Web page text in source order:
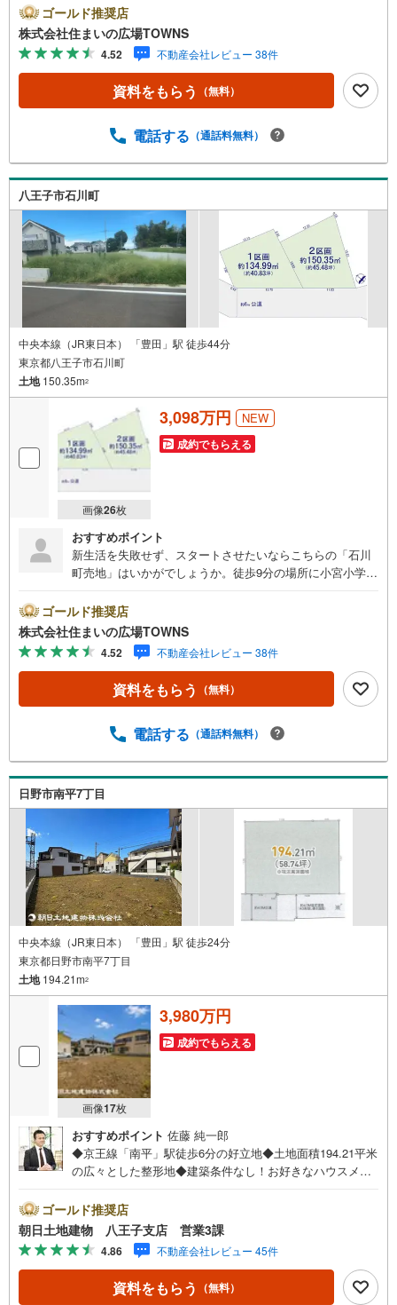
にお勧めです。周辺環境が新しい住まいを建てるのに適し
ている住宅用地です。こちらの土地は前面道路6m以上で
す。工事自体も進めやすく、工事時間も短くなりやすい平
坦地です。誰もがあこがれる日の当たりが良くて静かな場
所、それが第一種低層住居専用地域です。【年中無休/9:00
～21:00】人気物件は特にお問い合わせが集中するため、お
りご予約頂くとご見学がスムーズです。■その他、各種ご相
のシミュレーション■住まいの広場TOWNSからお客様へ経
験豊富なスタッフが親身になってお客様に合った物件をご
紹介させて頂きます！ /他社様掲載物件も併せてご紹介可能
ですのでお気軽にお問い合わせ下さい♪駐車場もございま
すので、お車でのお越しも大歓迎です！
ゴールド推奨店
株式会社住まいの広場TOWNS
4.52 不動産会社レビュー 38件
資料をもらう （無料）
電話する （通話料無料）
八王子市石川町
中央本線（JR東日本） 「豊田」駅 徒歩44分
東京都八王子市石川町
土地150.35m2
画像26枚
3,098万円 NEW
成約でもらえる
おすすめポイント
新生活を失敗せず、スタートさせたいならこちらの「石川
町売地」はいかがでしょうか。徒歩9分の場所に小宮小学校
す。高層ビルなどの大規模な建物が立ちにくい第一種低層
住居専用地域なので、将来も静かに生活することができま
すよ。周辺環境が新しい住まいを建てるのに適している住
宅用地です。前面道路6m以上は確保しているので車の出し
入れもラクラクです。土地面積は150.35平米（公簿）で
す。【年中無休/9:00～21:00】人気物件は特にお問い合わ
を見学する」ボタンよりご予約頂くとご見学がスムーズで
のご相談○ライフプランのシミュレーション■住まいの広場
TOWNSからお客様へ経験豊富なスタッフが親身になってお
客様に合った物件をご紹介させて頂きます！ /他社様掲載物
件も併せてご紹介可能ですのでお気軽にお問い合わせ下さ
い♪駐車場もございますので、お車でのお越しも大歓迎で
す！
ゴールド推奨店
株式会社住まいの広場TOWNS
4.52 不動産会社レビュー 38件
資料をもらう （無料）
電話する （通話料無料）
日野市南平7丁目
中央本線（JR東日本） 「豊田」駅 徒歩24分
東京都日野市南平7丁目
土地194.21m2
画像17枚
3,980万円
成約でもらえる
おすすめポイント 佐藤 純一郎
◆京王線「南平」駅徒歩6分の好立地◆土地面積194.21平米
の広々とした整形地◆建築条件なし！お好きなハウスメー
落ち着いた住宅街で住環境良好◆中学校・スーパーなど生
活利便施設も徒歩圏内※バザール会場には、ベビーベッド
や キッズスペースをご用意しております。 小さなお子
様連れでも、安心してご来場ください！資料請求、住宅ロ
ーンのご相談などお気軽にお問合せください！スタッフ25
名でお客様がご覧になったことのない情報を多数ご用意し
ゴールド推奨店
朝日土地建物 八王子支店 営業3課
4.86 不動産会社レビュー 45件
資料をもらう （無料）